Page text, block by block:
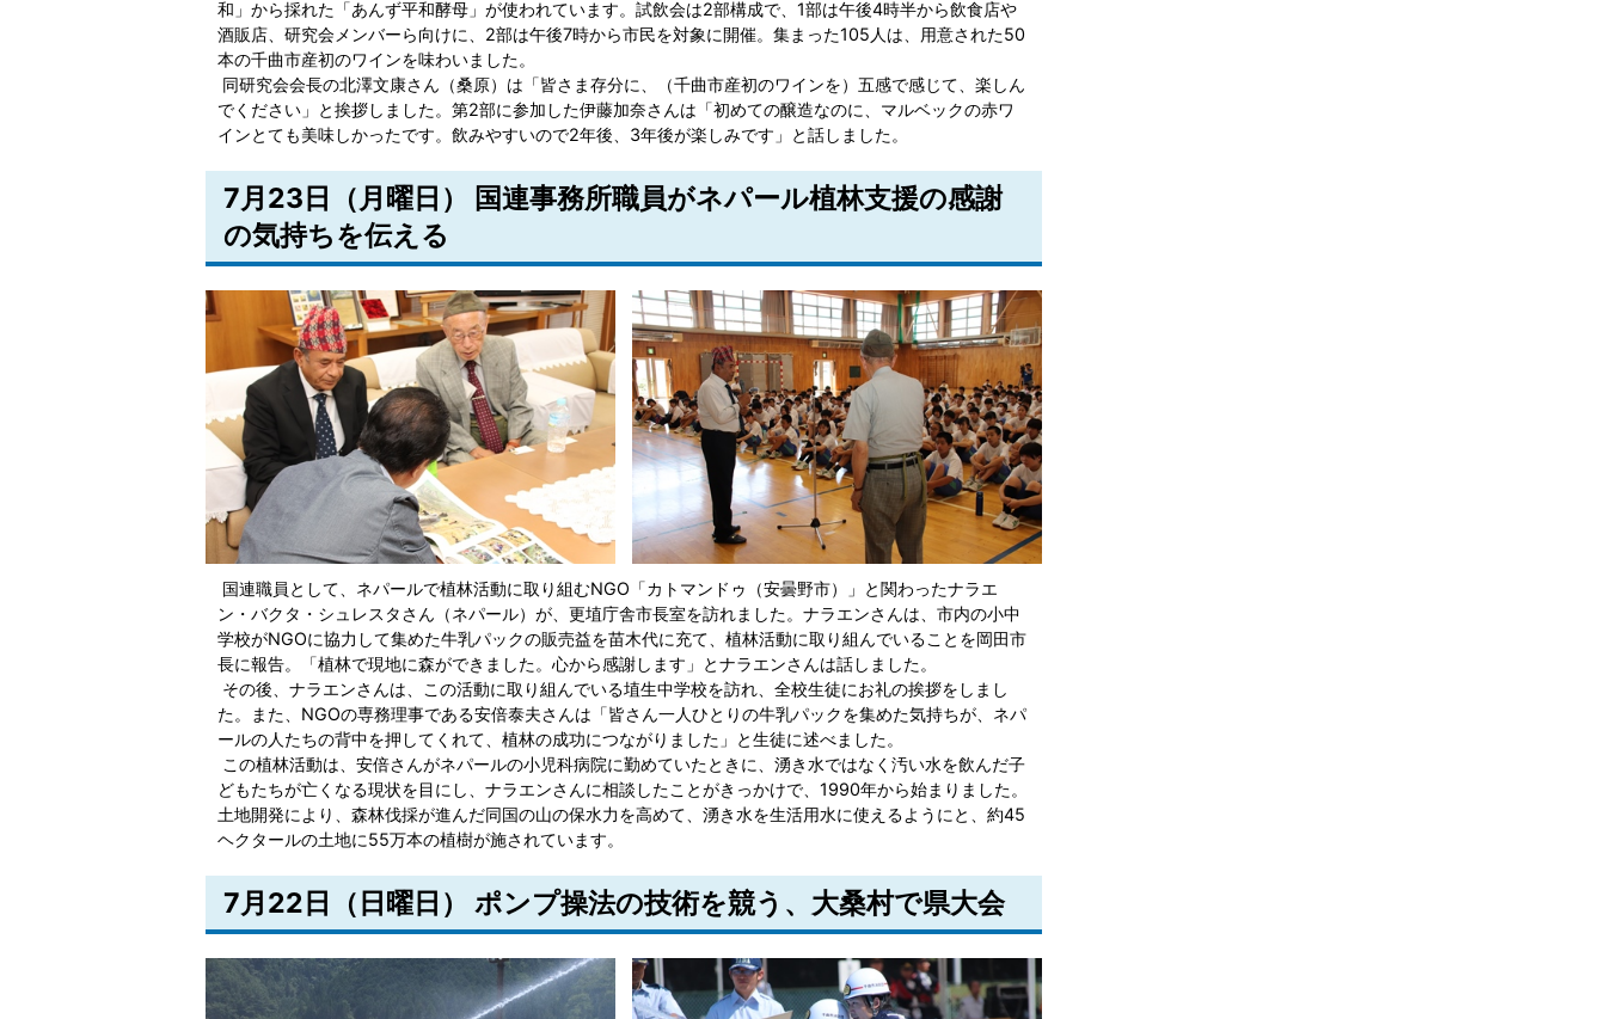
和」から採れた「あんず平和酵母」が使われています。試飲会は2部構成で、1部は午後4時半から飲食店や
酒販店、研究会メンバーら向けに、2部は午後7時から市民を対象に開催。集まった105人は、用意された50
本の千曲市産初のワインを味わいました。
同研究会会長の北澤文康さん（桑原）は「皆さま存分に、（千曲市産初のワインを）五感で感じて、楽しん
でください」と挨拶しました。第2部に参加した伊藤加奈さんは「初めての醸造なのに、マルベックの赤ワ
インとても美味しかったです。飲みやすいので2年後、3年後が楽しみです」と話しました。
7月23日（月曜日） 国連事務所職員がネパール植林支援の感謝
の気持ちを伝える
国連職員として、ネパールで植林活動に取り組むNGO「カトマンドゥ（安曇野市）」と関わったナラエ
ン・バクタ・シュレスタさん（ネパール）が、更埴庁舎市長室を訪れました。ナラエンさんは、市内の小中
学校がNGOに協力して集めた牛乳パックの販売益を苗木代に充て、植林活動に取り組んでいることを岡田市
長に報告。「植林で現地に森ができました。心から感謝します」とナラエンさんは話しました。
その後、ナラエンさんは、この活動に取り組んでいる埴生中学校を訪れ、全校生徒にお礼の挨拶をしまし
た。また、NGOの専務理事である安倍泰夫さんは「皆さん一人ひとりの牛乳パックを集めた気持ちが、ネパ
ールの人たちの背中を押してくれて、植林の成功につながりました」と生徒に述べました。
この植林活動は、安倍さんがネパールの小児科病院に勤めていたときに、湧き水ではなく汚い水を飲んだ子
どもたちが亡くなる現状を目にし、ナラエンさんに相談したことがきっかけで、1990年から始まりました。
土地開発により、森林伐採が進んだ同国の山の保水力を高めて、湧き水を生活用水に使えるようにと、約45
ヘクタールの土地に55万本の植樹が施されています。
7月22日（日曜日） ポンプ操法の技術を競う、大桑村で県大会